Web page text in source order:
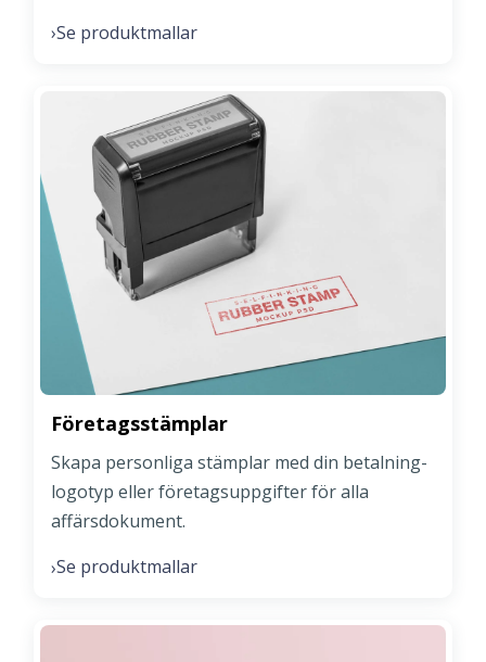
›Se produktmallar
Företagsstämplar
Skapa personliga stämplar med din betalning-
logotyp eller företagsuppgifter för alla
affärsdokument.
›Se produktmallar